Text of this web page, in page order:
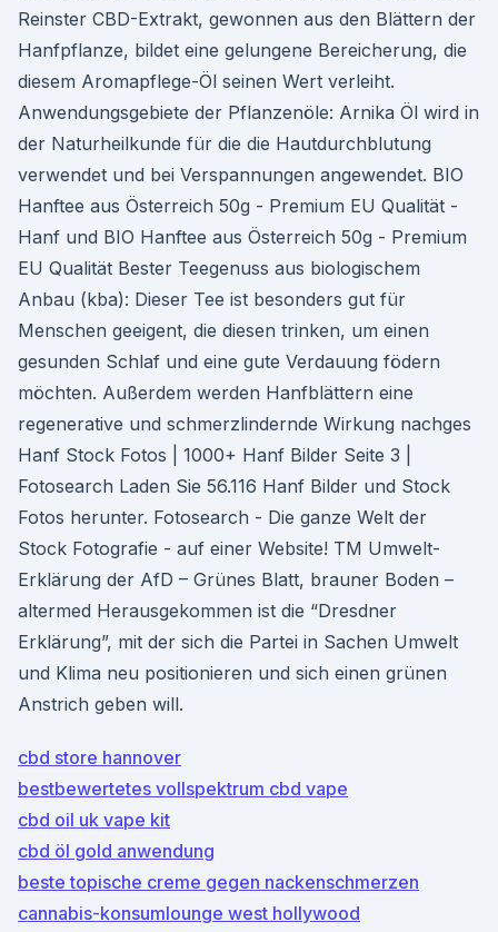
Reinster CBD-Extrakt, gewonnen aus den Blättern der
Hanfpflanze, bildet eine gelungene Bereicherung, die
diesem Aromapflege-Öl seinen Wert verleiht.
Anwendungsgebiete der Pflanzenöle: Arnika Öl wird in
der Naturheilkunde für die die Hautdurchblutung
verwendet und bei Verspannungen angewendet. BIO
Hanftee aus Österreich 50g - Premium EU Qualität -
Hanf und BIO Hanftee aus Österreich 50g - Premium
EU Qualität Bester Teegenuss aus biologischem
Anbau (kba): Dieser Tee ist besonders gut für
Menschen geeigent, die diesen trinken, um einen
gesunden Schlaf und eine gute Verdauung födern
möchten. Außerdem werden Hanfblättern eine
regenerative und schmerzlindernde Wirkung nachges
Hanf Stock Fotos | 1000+ Hanf Bilder Seite 3 |
Fotosearch Laden Sie 56.116 Hanf Bilder und Stock
Fotos herunter. Fotosearch - Die ganze Welt der
Stock Fotografie - auf einer Website! TM Umwelt-
Erklärung der AfD – Grünes Blatt, brauner Boden –
altermed Herausgekommen ist die “Dresdner
Erklärung”, mit der sich die Partei in Sachen Umwelt
und Klima neu positionieren und sich einen grünen
Anstrich geben will.
cbd store hannover
bestbewertetes vollspektrum cbd vape
cbd oil uk vape kit
cbd öl gold anwendung
beste topische creme gegen nackenschmerzen
cannabis-konsumlounge west hollywood